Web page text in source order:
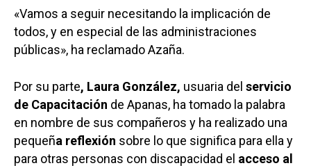
«Vamos a seguir necesitando la implicación de
todos, y en especial de las administraciones
públicas», ha reclamado Azaña.
Por su parte, Laura González, usuaria del servicio
de Capacitación de Apanas, ha tomado la palabra
en nombre de sus compañeros y ha realizado una
pequeña reflexión sobre lo que significa para ella y
para otras personas con discapacidad el acceso al